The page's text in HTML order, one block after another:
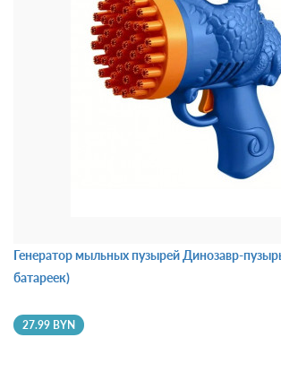
Генератор мыльных пузырей Динозавр-
батареек)
27.99 BYN